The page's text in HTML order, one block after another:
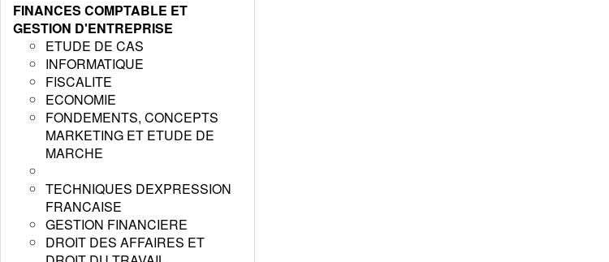
FINANCES COMPTABLE ET
GESTION D'ENTREPRISE
ETUDE DE CAS
INFORMATIQUE
FISCALITE
ECONOMIE
FONDEMENTS, CONCEPTS
MARKETING ET ETUDE DE
MARCHE
TECHNIQUES DEXPRESSION
FRANCAISE
GESTION FINANCIERE
DROIT DES AFFAIRES ET